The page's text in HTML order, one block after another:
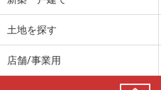
土地を探す
店舗/事業用